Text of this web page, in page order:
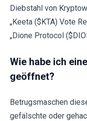
Diebstahl von
„Keeta ($KTA) Vote
„Dione Protocol
Wie habe ich
geöffnet?
Betrugsmaschen
gefälschte oder